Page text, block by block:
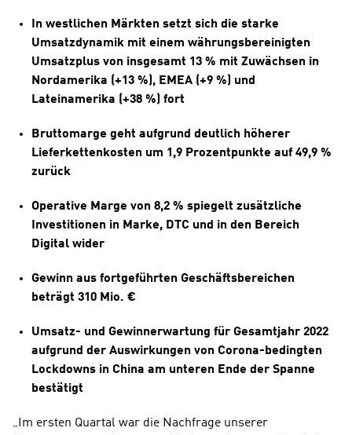
In westlichen Märkten setzt sich die starke
Umsatzdynamik mit einem währungsbereinigten
Umsatzplus von insgesamt 13 % mit Zuwächsen in
Nordamerika (+13 %), EMEA (+9 %) und
Lateinamerika (+38 %) fort
Bruttomarge geht aufgrund deutlich höherer
Lieferkettenkosten um 1,9 Prozentpunkte auf 49,9 %
zurück
Operative Marge von 8,2 % spiegelt zusätzliche
Investitionen in Marke, DTC und in den Bereich
Digital wider
Gewinn aus fortgeführten Geschäftsbereichen
beträgt 310 Mio. €
Umsatz- und Gewinnerwartung für Gesamtjahr 2022
aufgrund der Auswirkungen von Corona-bedingten
Lockdowns in China am unteren Ende der Spanne
bestätigt
„Im ersten Quartal war die Nachfrage unserer